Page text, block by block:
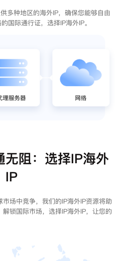
多种地区的海外IP，确保您能够自由
国际通行证，选择IP海外IP。
阻：选择IP海外
IP
场中竞争，我们的IP海外IP资源将助
锁国际市场，选择IP海外IP，让您的